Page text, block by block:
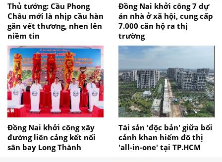
Thủ tướng: Cầu Phong
Châu mới là nhịp cầu hàn
gắn vết thương, nhen lên
niềm tin
Đồng Nai khởi công 7 dự
án nhà ở xã hội, cung cấp
7.000 căn hộ ra thị
trường
Đồng Nai khởi công xây
đường liên cảng kết nối
sân bay Long Thành
Tài sản 'độc bản' giữa bối
cảnh khan hiếm đô thị
'all-in-one' tại TP.HCM